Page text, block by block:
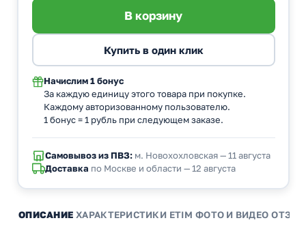
Начислим 1 бонус
За каждую единицу этого товара при покупке.
Каждому авторизованному пользователю.
1 бонус = 1 рубль при следующем заказе.
Самовывоз из ПВЗ:м. Новохохловская — 11 августа
Доставка по Москве и области — 12 августа
ОПИСАНИЕ ХАРАКТЕРИСТИКИ ETIM ФОТО И ВИДЕО